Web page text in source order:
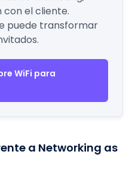
el cliente.
puede transformar
WiFi para
a Networking as